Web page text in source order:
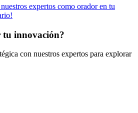
expertos como orador en tu
tu innovación?
con nuestros expertos para explorar